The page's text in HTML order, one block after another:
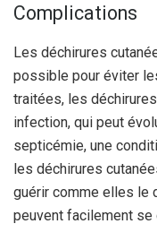
Complications
Les déchirures
possible pour éviter
traitées, les
infection, qui peut
septicémie, une
les déchirures
guérir comme elles le
peuvent facilement se